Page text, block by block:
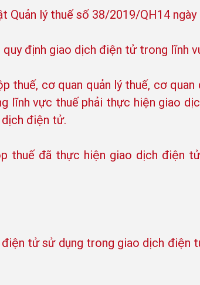
Quản lý thuế số 38/2019/QH14
quy định giao dịch điện tử trong lĩnh
thuế, cơ quan quản lý thuế, cơ
lĩnh vực thuế phải thực hiện giao
điện tử.
thuế đã thực hiện giao dịch điện
điện tử sử dụng trong giao dịch điện